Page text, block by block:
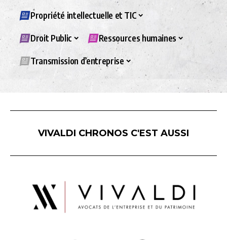
Propriété intellectuelle et TIC
Droit Public Ressources humaines
Transmission d’entreprise
VIVALDI CHRONOS C'EST AUSSI